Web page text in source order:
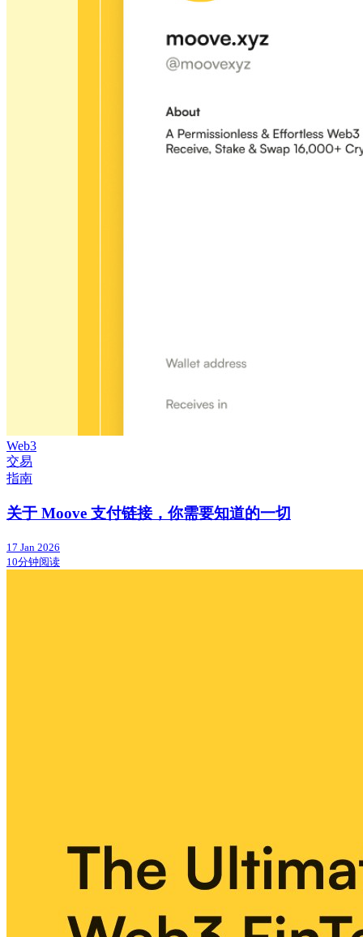
Web3
交易
指南
关于 Moove 支付链接，你需要知道的一切
17 Jan 2026
10分钟阅读